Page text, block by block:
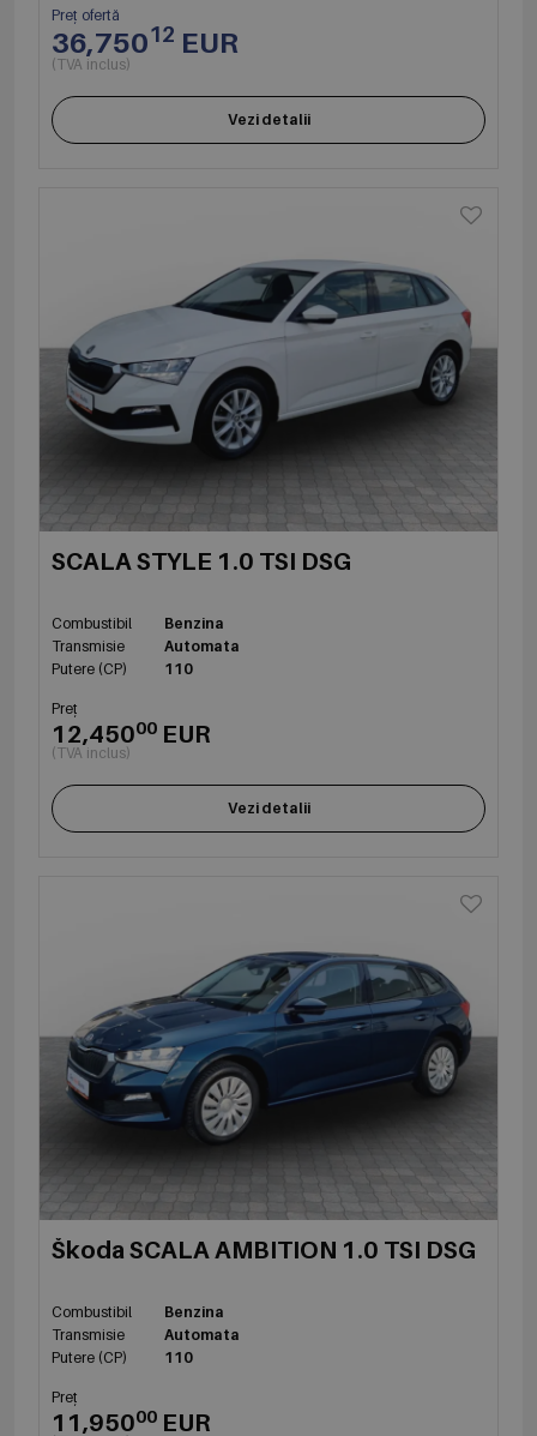
Preț ofertă
36,75012 EUR
(TVA inclus)
Vezi detalii
SCALA STYLE 1.0 TSI DSG
Combustibil
Benzina
Transmisie
Automata
Putere (CP)
110
Preț
12,45000 EUR
(TVA inclus)
Vezi detalii
Škoda SCALA AMBITION 1.0 TSI DSG
Combustibil
Benzina
Transmisie
Automata
Putere (CP)
110
Preț
11,95000 EUR